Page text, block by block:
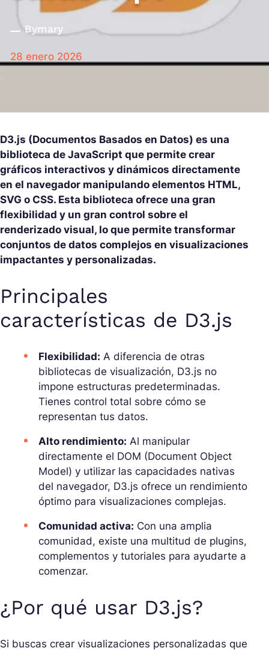
Bymary
28 enero 2026
D3.js (Documentos Basados en Datos) es una
biblioteca de JavaScript que permite crear
gráficos interactivos y dinámicos directamente
en el navegador manipulando elementos HTML,
SVG o CSS. Esta biblioteca ofrece una gran
flexibilidad y un gran control sobre el
renderizado visual, lo que permite transformar
conjuntos de datos complejos en visualizaciones
impactantes y personalizadas.
Principales
características de D3.js
Flexibilidad: A diferencia de otras
bibliotecas de visualización, D3.js no
impone estructuras predeterminadas.
Tienes control total sobre cómo se
representan tus datos.
Alto rendimiento: Al manipular
directamente el DOM (Document Object
Model) y utilizar las capacidades nativas
del navegador, D3.js ofrece un rendimiento
óptimo para visualizaciones complejas.
Comunidad activa: Con una amplia
comunidad, existe una multitud de plugins,
complementos y tutoriales para ayudarte a
comenzar.
¿Por qué usar D3.js?
Si buscas crear visualizaciones personalizadas que